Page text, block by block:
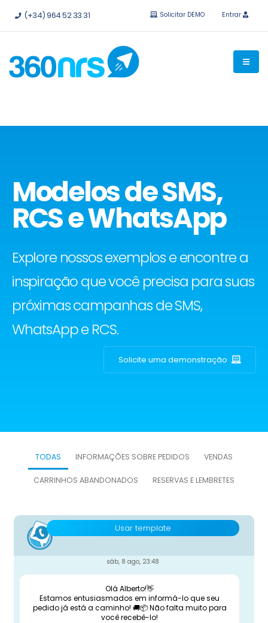
Experimentegrátis sem compromisso.APIs e integrações
(+34) 964 52 33 31 Solicitar DEMO Entrar
Modelos de SMS,
RCS e WhatsApp
Explore nossos exemplos e encontre a
inspiração que você precisa para suas
próximas campanhas de SMS,
WhatsApp e RCS.
Solicite uma demonstração
TODAS INFORMAÇÕES SOBRE PEDIDOS VENDAS
CARRINHOS ABANDONADOS RESERVAS E LEMBRETES
Usar template
sáb, 8 ago, 23:48
Olá Alberto!👋
Estamos entusiasmados em informá-lo que seu
pedido já está a caminho! 🚚📦 Não falta muito para
você recebê-lo!